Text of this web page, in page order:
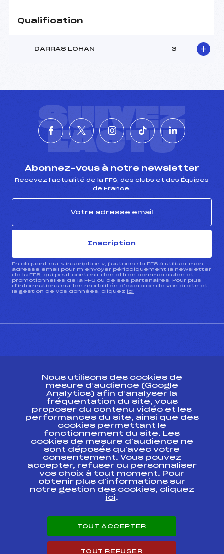
Qualification
DARRAS LOHAN 3
SUIVEZ
L'ACTU
Abonnez-vous à notre newsletter
Recevez l’actualité de la FFS, des clubs et des Équipes
de France.
Inscription
En cliquant sur « inscription », j’autorise la FFS à utiliser mon
adresse email pour m’envoyer périodiquement la newsletter
de la FFS, qui peut contenir des offres commerciales et
promotionnelles de la FFS ou de ses partenaires. Pour plus
d’informations sur les modalités d’exercice de vos droits et
la gestion de vos données, cliquez ici
Ressources
Pass’Neige
Projet sportif fédéral
Projet de performance fédéral
Antidopage
Pôle Développement, Formation, Suivi
Scientifique
Listes ministérielles
Pôle vie de l’athlète
Enseignement professionnel
Carrières
Nous utilisons des cookies de
mesure d’audience (Google
Analytics) afin d’analyser la
fréquentation du site, vous
proposer du contenu vidéo et les
performances du site, ainsi que des
cookies permettant le
fonctionnement du site. Les
cookies de mesure d’audience ne
sont déposés qu’avec votre
consentement. Vous pouvez
accepter, refuser ou personnaliser
vos choix à tout moment. Pour
obtenir plus d'informations sur
notre gestion des cookies, cliquez
ici.
TOUT ACCEPTER
TOUT REFUSER